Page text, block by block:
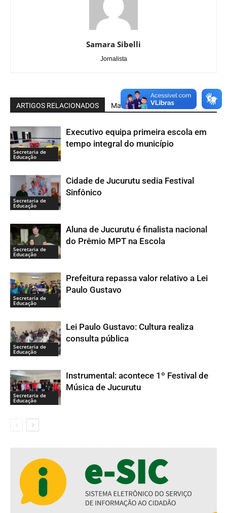
Samara Sibelli
Jornalista
ARTIGOS RELACIONADOS Mais do autor
Secretaria de
Educação
Executivo equipa primeira escola em
tempo integral do município
Secretaria de
Educação
Cidade de Jucurutu sedia Festival
Sinfônico
Secretaria de
Educação
Aluna de Jucurutu é finalista nacional
do Prêmio MPT na Escola
Secretaria de
Educação
Prefeitura repassa valor relativo a Lei
Paulo Gustavo
Secretaria de
Educação
Lei Paulo Gustavo: Cultura realiza
consulta pública
Secretaria de
Educação
Instrumental: acontece 1º Festival de
Música de Jucurutu